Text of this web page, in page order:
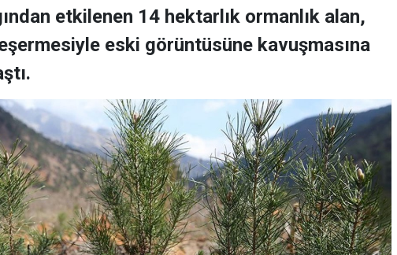
etkilenen 14 hektarlık ormanlık alan,
eski görüntüsüne kavuşmasına